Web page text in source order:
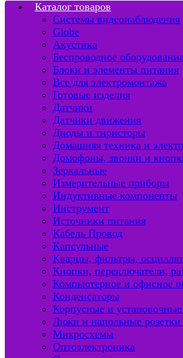
Каталог товаров
Системы видеонаблюдения
Globe
Акустика
Беспроводное
Блоки и элементы питания
Все для электромонтажа
Готовые изделия
Датчики
Датчики движения
Диоды и тиристоры
Домашняя техника и
Домофоны, звонки и
Зеркальные
Измерительные приборы
Индуктивные компоненты
Инструмент
Источники питания
Кабель Провод
Капсульные
Кварцы, фильтры,
Кнопки, переключатели,
Компьютерное и офисное
Конденсаторы
Корпусные и установочные
Люки и напольные розетки
Микросхемы
Оптоэлектроника